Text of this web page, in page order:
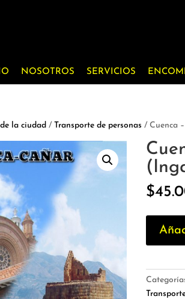
NOSOTROS SERVICIOS
la ciudad / Transporte de personas / Cuenca
$
cantidad